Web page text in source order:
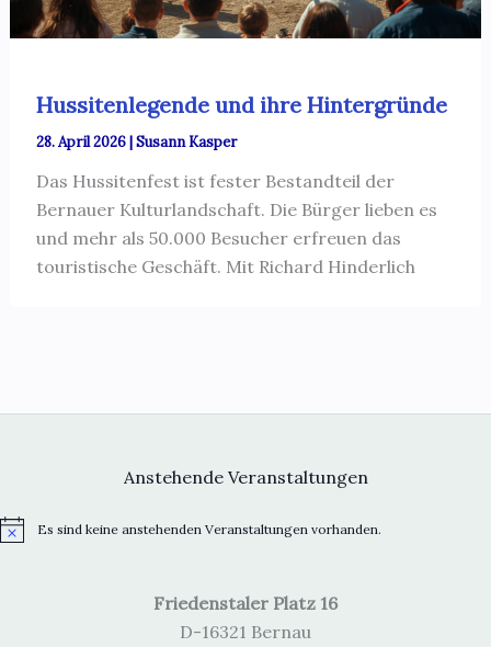
Hussitenlegende und ihre Hintergründe
28. April 2026|Susann Kasper
Das Hussitenfest ist fester Bestandteil der
Bernauer Kulturlandschaft. Die Bürger lieben es
und mehr als 50.000 Besucher erfreuen das
touristische Geschäft. Mit Richard Hinderlich
Anstehende Veranstaltungen
H
Es sind keine anstehenden Veranstaltungen vorhanden.
Friedenstaler Platz 16
D-16321 Bernau